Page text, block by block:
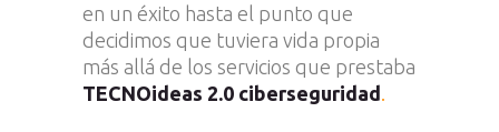
en un éxito hasta el punto que
decidimos que tuviera vida propia
más allá de los servicios que prestaba
TECNOideas 2.0 ciberseguridad .